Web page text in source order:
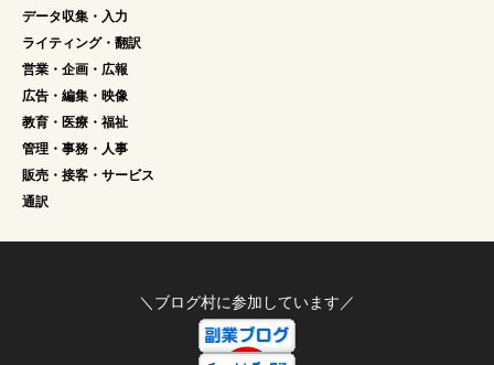
データ収集・入力
ライティング・翻訳
営業・企画・広報
広告・編集・映像
教育・医療・福祉
管理・事務・人事
販売・接客・サービス
通訳
＼ブログ村に参加しています／